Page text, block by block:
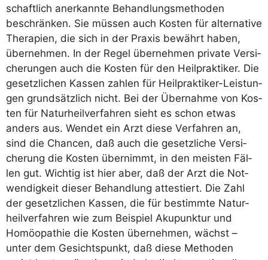
schaft­lich aner­kann­te Behand­lungs­me­tho­den
beschrän­ken. Sie müs­sen auch Kos­ten für alter­na­ti­ve
The­ra­pien, die sich in der Pra­xis bewährt haben,
über­neh­men. In der Regel über­neh­men pri­va­te Ver­si­
che­run­gen auch die Kos­ten für den Heil­prak­ti­ker. Die
gesetz­li­chen Kas­sen zah­len für Heil­prak­ti­ker-Leis­tun­
gen grund­sätz­lich nicht. Bei der Über­nah­me von Kos­
ten für Natur­heil­ver­fah­ren sieht es schon etwas
anders aus. Wen­det ein Arzt die­se Ver­fah­ren an,
sind die Chan­cen, daß auch die gesetz­li­che Ver­si­
che­rung die Kos­ten über­nimmt, in den meis­ten Fäl­
len gut. Wich­tig ist hier aber, daß der Arzt die Not­
wen­dig­keit die­ser Behand­lung attes­tiert. Die Zahl
der gesetz­li­chen Kas­sen, die für bestimm­te Natur­
heil­ver­fah­ren wie zum Bei­spiel Aku­punk­tur und
Homöo­pa­thie die Kos­ten über­neh­men, wächst –
unter dem Gesichts­punkt, daß die­se Metho­den